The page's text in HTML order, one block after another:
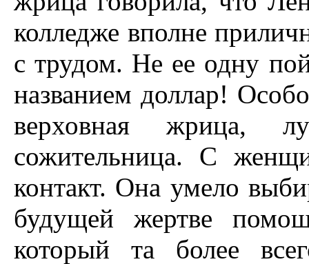
колледже вполне
с трудом. Не ее одну
названием доллар!
верховная жрица,
сожительница. С
контакт. Она умело
будущей жертве
который та более